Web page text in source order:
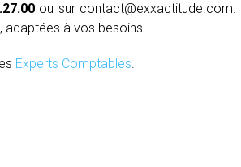
ou sur
adaptées à vos besoins.
Experts Comptables.